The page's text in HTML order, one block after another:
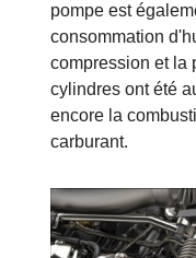
pompe est
consommation
compression et la
cylindres ont été
encore la
carburant.